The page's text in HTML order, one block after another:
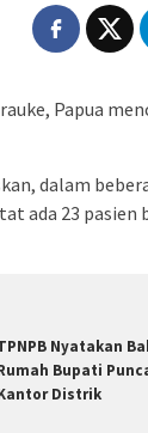
Papua
dalam
ada 23 pasien
Nyatakan
Bupati
Distrik